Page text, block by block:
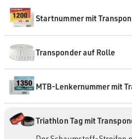
Startnummer mit
Transponder auf Rolle
MTB-Lenkernummer mit
Triathlon Tag mit